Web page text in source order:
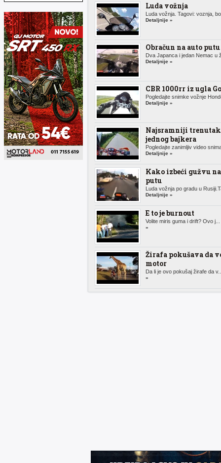
Luda vožnja
Luda vožnja. Tagovi: voznja,
Detaljnije »
Obračun na auto putu
Dva Japanca i jedan Nemac u
Detaljnije »
CBR 1000rr iz ugla
Pogledajte snimke vožnje
Detaljnije »
Najsramniji trenutak
jednog bajkera
Pogledajte zanimljiv video
Detaljnije »
Kako izbeći gužvu
putu
Luda vožnja po gradu u
Detaljnije »
E to je burnout
Volite miris guma i drift? Ovo j...
»
Žirafa pokušava da
motor
Da li je ovo pokušaj žirafe da
»